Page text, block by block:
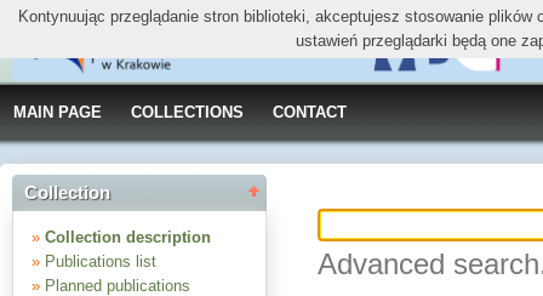
MAIN PAGE COLLECTIONS CONTACT
Collection
» Collection description
» Publications list
» Planned publications
Advanced
Kontynuując przeglądanie stron biblioteki, akceptujesz stosowanie
ustawień przeglądarki będą one